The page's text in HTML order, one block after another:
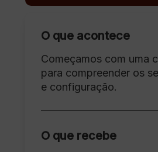
O que acontece
Começamos com uma
para compreender os
e configuração.
O que recebe